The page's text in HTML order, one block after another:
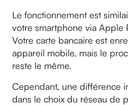
Le fonctionnement est
votre smartphone via Apple
Votre carte bancaire est
appareil mobile, mais le
reste le même.
Cependant, une différence
dans le choix du réseau de